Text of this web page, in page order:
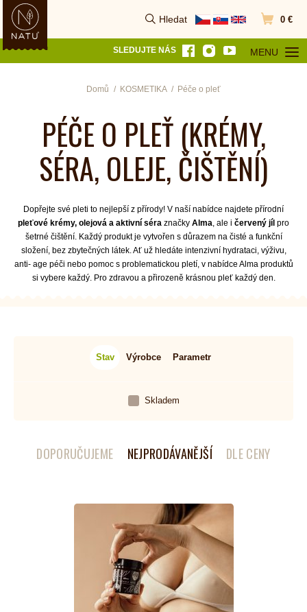
Hledat
Vyhledat Přejít do
0 €
SLEDUJTE NÁS MENU
OTEVŘÍT
Domů KOSMETIKA Péče o pleť
PÉČE O PLEŤ (KRÉMY,
SÉRA, OLEJE, ČIŠTĚNÍ)
Dopřejte své pleti to nejlepší z přírody! V naší nabídce najdete přírodní
pleťové krémy, olejová a aktivní séra značky Alma , ale i červený jíl pro
šetrné čištění. Každý produkt je vytvořen s důrazem na čisté a funkční
složení, bez zbytečných látek. Ať už hledáte intenzivní hydrataci, výživu,
anti- age péči nebo pomoc s problematickou pletí, v nabídce Alma produktů
si vybere každý. Pro zdravou a přirozeně krásnou pleť každý den.
Stav Výrobce Parametr
Skladem
DOPORUČUJEME NEJPRODÁVANĚJŠÍ DLE CENY